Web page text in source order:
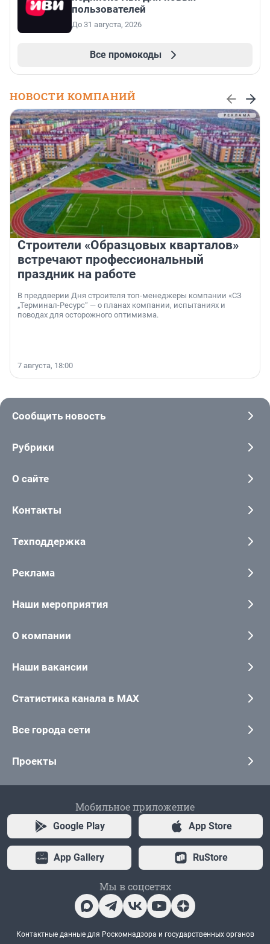
пользователей
До 31 августа, 2026
Все промокоды
НОВОСТИ КОМПАНИЙ
Строители «Образцовых кварталов»
встречают профессиональный
праздник на работе
В преддверии Дня строителя топ-менеджеры компании «СЗ
„Терминал-Ресурс“ — о планах компании, испытаниях и
поводах для осторожного оптимизма.
7 августа, 18:00
Сообщить новость
Рубрики
О сайте
Контакты
Техподдержка
Реклама
Наши мероприятия
О компании
Наши вакансии
Статистика канала в MAX
Все города сети
Проекты
Мобильное приложение
Google Play App Store
App Gallery RuStore
Мы в соцсетях
Контактные данные для Роскомнадзора и государственных органов